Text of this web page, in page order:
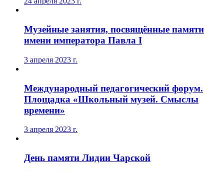
Музейные занятия, посвящённые памяти
имени императора Павла I
3 апреля 2023 г.
Международный педагогический форум.
Площадка «Школьный музей. Смыслы
времени»
3 апреля 2023 г.
День памяти Лидии Чарской